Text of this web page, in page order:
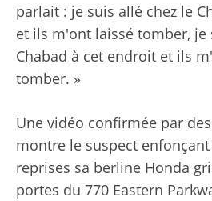
parlait : je suis allé chez le
et ils m'ont laissé tomber, je
Chabad à cet endroit et ils
tomber. »
Une vidéo confirmée par
montre le suspect
reprises sa berline Honda
portes du 770 Eastern